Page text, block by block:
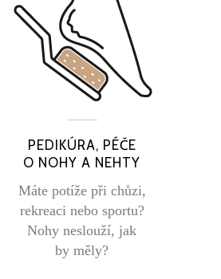
PEDIKÚRA, PÉČE
O NOHY A NEHTY
Máte potíže při chůzi,
rekreaci nebo sportu?
Nohy neslouží, jak
by měly?